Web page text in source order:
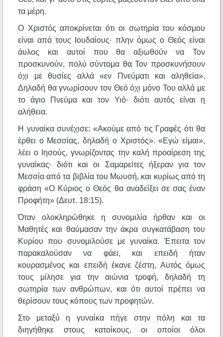
τα μέρη.
Ο Χριστός αποκρίνεται ότι οι σωτηρία του κόσμου
είναι από τους Ιουδαίους· πλην όμως ο Θεός είναι
άυλος και αυτοί που θα αξιωθούν να Τον
προσκυνούν, πολύ σύντομα θα Τον προσκυνήσουν
όχι με θυσίες αλλά «εν Πνεύματι και αληθεία».
Δηλαδή θα γνωρίσουν τον Θεό όχι μόνο Του αλλά με
το άγιο Πνεύμα και τον Υιό· διότι αυτός είναι η
αλήθεια.
Η γυναίκα συνέχισε: «Ακούμε από τις Γραφές ότι θα
έρθει ο Μεσσίας, δηλαδή ο Χριστός». «Εγώ είμαι»,
λέει ο Ιησούς, γνωρίζοντας την καλή προαίρεση της
γυναίκας· διότι και οι Σαμαρείτες ήξεραν για τον
Μεσσία από τα βιβλία του Μωυσή, και κυρίως από τη
φράση «Ο Κύριος ο Θεός θα αναδείξει σε σας έναν
Προφήτη» (Δευτ. 18:15).
Όταν ολοκληρώθηκε η συνομιλία ήρθαν και οι
Μαθητές και θαύμασαν την άκρα συγκατάβαση του
Κυρίου που συνομιλούσε με γυναίκα. Έπειτα τον
παρακαλούσαν να φάει, και επειδή ήταν
κουρασμένος και επειδή έκανε ζέστη, Αυτός όμως
τους μίλησε για την αιώνια τροφή, δηλαδή τη
σωτηρία των ανθρώπων, και ότι αυτοί πρέπει να
θερίσουν τους κόπους των προφητών.
Στο μεταξύ η γυναίκα πήγε στην πόλη και τα
διηγήθηκε στους κατοίκους, οι οποίοι όλοι